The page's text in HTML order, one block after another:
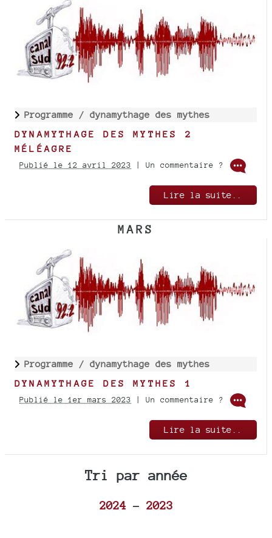
Programme / dynamythage des mythes
DYNAMYTHAGE DES MYTHES 2
MÉLÉAGRE
Publié le 12 avril 2023 | Un commentaire ?
Lire la suite..
MARS
Programme / dynamythage des mythes
DYNAMYTHAGE DES MYTHES 1
Publié le 1er mars 2023 | Un commentaire ?
Lire la suite..
Tri par année
2024 - 2023